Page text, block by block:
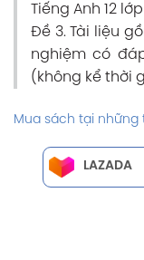
Tiếng Anh 12
Đề 3. Tài liệu
nghiệm có
(không kể thời
Mua sách tại
LAZADA